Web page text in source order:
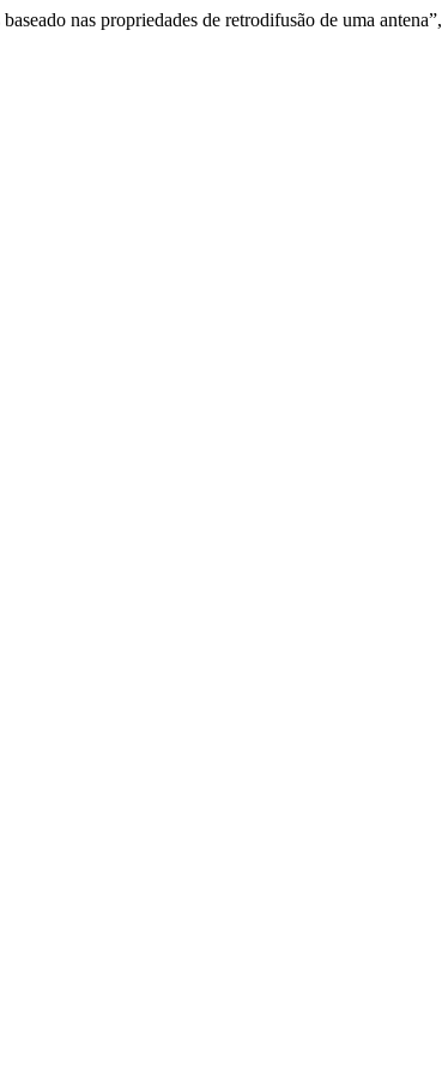
nas propriedades de retrodifusão de uma antena”,